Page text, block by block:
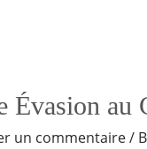
Évasion au
un commentaire/